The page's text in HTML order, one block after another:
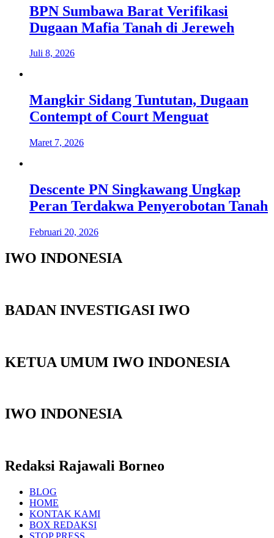
BPN Sumbawa Barat Verifikasi
Dugaan Mafia Tanah di Jereweh
Juli 8, 2026
Mangkir Sidang Tuntutan, Dugaan
Contempt of Court Menguat
Maret 7, 2026
Descente PN Singkawang Ungkap
Peran Terdakwa Penyerobotan Tanah
Februari 20, 2026
IWO INDONESIA
BADAN INVESTIGASI IWO
KETUA UMUM IWO INDONESIA
IWO INDONESIA
Redaksi Rajawali Borneo
BLOG
HOME
KONTAK KAMI
BOX REDAKSI